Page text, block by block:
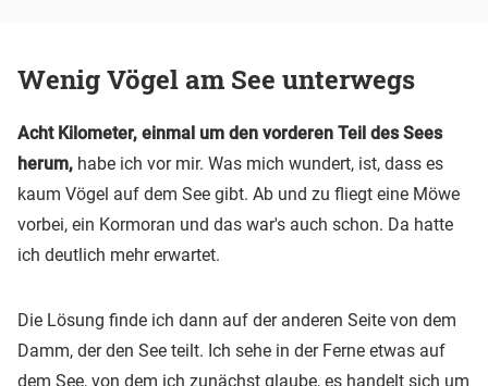
Wenig Vögel am See unterwegs
Acht Kilometer, einmal um den vorderen Teil des Sees
herum, habe ich vor mir. Was mich wundert, ist, dass es
kaum Vögel auf dem See gibt. Ab und zu fliegt eine Möwe
vorbei, ein Kormoran und das war's auch schon. Da hatte
ich deutlich mehr erwartet.
Die Lösung finde ich dann auf der anderen Seite von dem
Damm, der den See teilt. Ich sehe in der Ferne etwas auf
dem See, von dem ich zunächst glaube, es handelt sich um